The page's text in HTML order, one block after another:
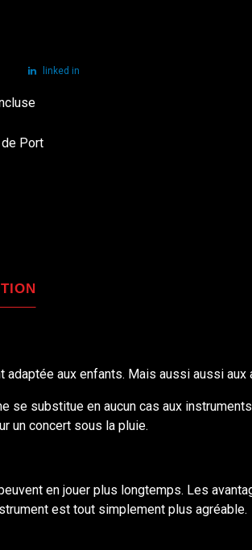
linked in
Port
aux enfants. Mais aussi aussi aux
se substitue en aucun cas aux
un concert sous la pluie.
en jouer plus longtemps. Les
est tout simplement plus agréable.